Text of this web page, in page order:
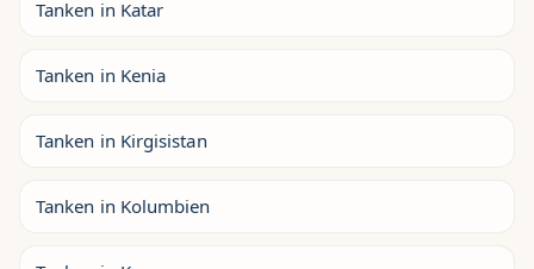
Tanken in Katar
Tanken in Kenia
Tanken in Kirgisistan
Tanken in Kolumbien